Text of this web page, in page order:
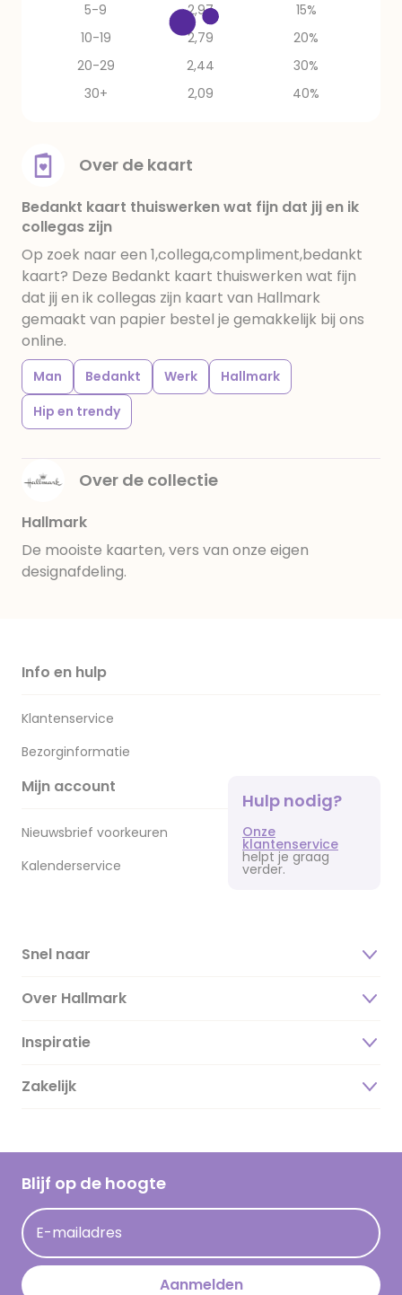
5-9
2,97
15%
10-19
2,79
20%
20-29
2,44
30%
30+
2,09 40%
Over de kaart
Bedankt kaart thuiswerken wat fijn dat jij en ik
collegas zijn
Op zoek naar een 1,collega,compliment,bedankt
kaart? Deze Bedankt kaart thuiswerken wat fijn
dat jij en ik collegas zijn kaart van Hallmark
gemaakt van papier bestel je gemakkelijk bij ons
online.
Man Bedankt Werk
Hallmark
Hip en trendy
Over de collectie
Hallmark
De mooiste kaarten, vers van onze eigen
designafdeling.
Info en hulp
Klantenservice
Bezorginformatie
Mijn account
Nieuwsbrief voorkeuren
Kalenderservice
Hulp nodig?
Onze
klantenservice
helpt je graag
verder.
Snel naar
Over Hallmark
Over ons
Duurzaamheid
Hallmark Kaartclub
Acties
Persberichten
Inspiratie
Magazine
Cadeau inspiratie
Op kamp gedichten en versjes
Leuke en grappige op kamp teksten
kamppost inspiratie
Zakelijk
Blijf op de hoogte
E-mailadres
Aanmelden